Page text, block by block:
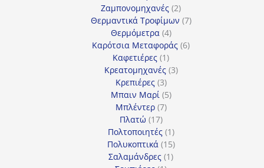
προϊόντα
Ζαμπονομηχανές 22
προϊόντα
Θερμαντικά Τροφίμων 77
Θερμόμετρα 44
προϊόντα
Καρότσια Μεταφοράς 66
Καφετιέρες 11
προϊόν
Κρεατομηχανές 33
Κρεπιέρες 33
προϊόντα
Μπαιν Μαρί 55
Μπλέντερ 77
Πλατώ 1717
προϊόντα
Πολτοποιητές 11
προϊόν
Πολυκοπτικά 1515
προϊόντα
Σαλαμάνδρες 11